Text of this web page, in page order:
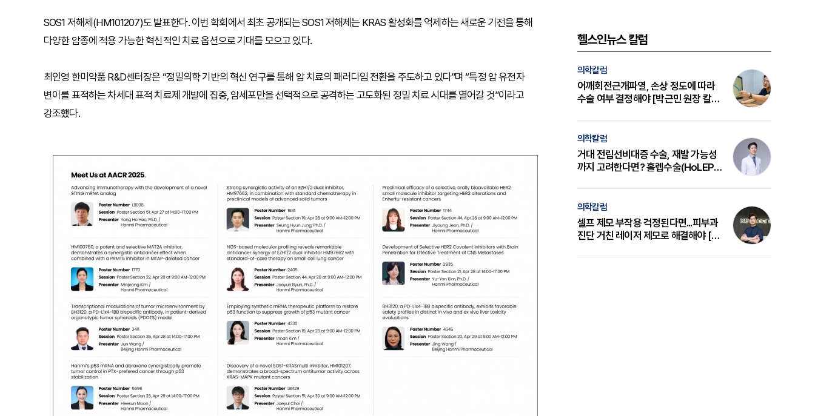
SOS1 저해제(HM101207)도 발표한다. 이번 학회에서 최초 공개되는 SOS1 저해제는 KRAS 활성화를 억제하는 새로운 기전을 통해
다양한 암종에 적용 가능한 혁신적인 치료 옵션으로 기대를 모으고 있다.
최인영 한미약품 R&D센터장은 “정밀의학 기반의 혁신 연구를 통해 암 치료의 패러다임 전환을 주도하고 있다”며 “특정 암 유전자
변이를 표적하는 차세대 표적 치료제 개발에 집중, 암세포만을 선택적으로 공격하는 고도화된 정밀 치료 시대를 열어갈 것”이라고
강조했다.
헬스인뉴스 칼럼
의학칼럼
어깨회전근개파열, 손상 정도에 따라
수술 여부 결정해야 [박근민 원장 칼
의학칼럼
거대 전립선비대증 수술, 재발 가능성
까지 고려한다면? 홀렙수술(HoLEP)
의학칼럼
셀프 제모 부작용 걱정된다면...피부과
진단 거친 레이저 제모로 해결해야 [변